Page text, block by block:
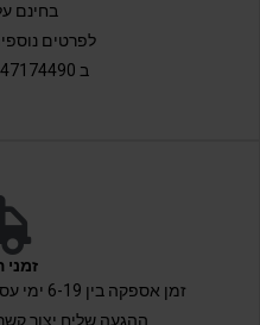
בחינם
לפרטים
ב 0547174490 WhatsApp
זמן
ההגעה שליח יצור